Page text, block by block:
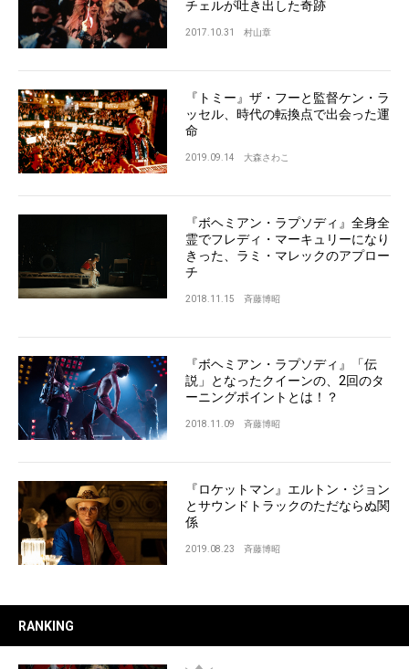
チェルが吐き出した奇跡
2017.10.31 村山章
『トミー』ザ・フーと監督ケン・ラ
ッセル、時代の転換点で出会った運
命
2019.09.14 大森さわこ
『ボヘミアン・ラプソディ』全身全
霊でフレディ・マーキュリーになり
きった、ラミ・マレックのアプロー
チ
2018.11.15 斉藤博昭
『ボヘミアン・ラプソディ』「伝
説」となったクイーンの、2回のタ
ーニングポイントとは！？
2018.11.09 斉藤博昭
『ロケットマン』エルトン・ジョン
とサウンドトラックのただならぬ関
係
2019.08.23 斉藤博昭
RANKING